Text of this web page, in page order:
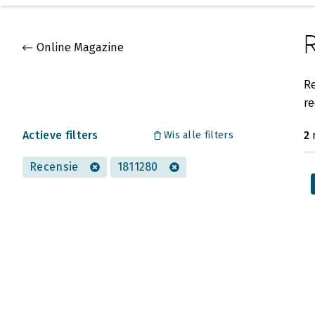
Gevonden artikelen
Online Magazine
Actieve filters Wis alle filters
Recensie 1811280
2